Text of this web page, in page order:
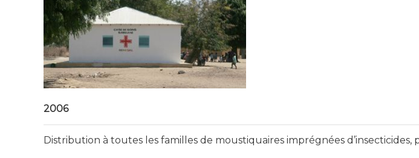
2006
Distribution à toutes les familles de moustiquaires imprégnées